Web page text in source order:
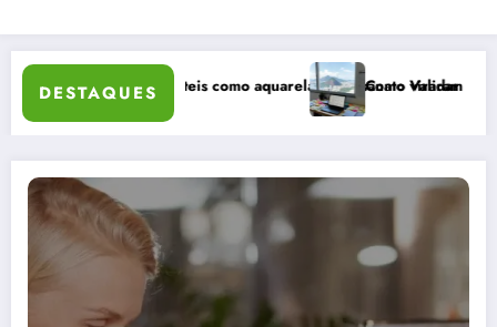
DESTAQUES
táteis como aquarela e artesanato viraram a principal
Como Validar uma Ideia de